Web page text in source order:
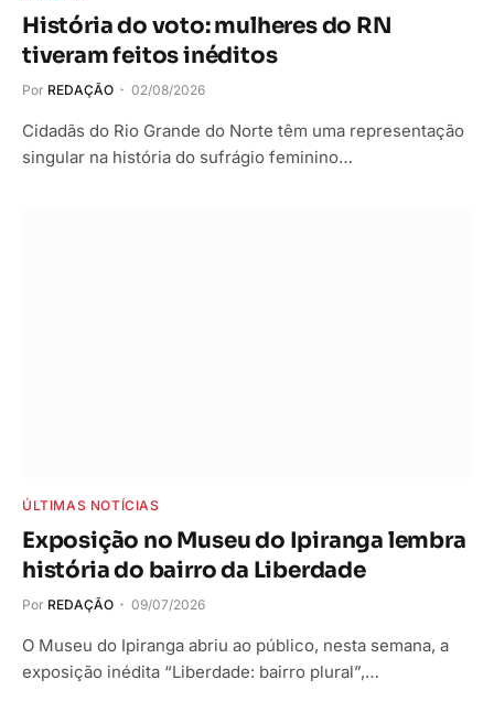
História do voto: mulheres do RN
tiveram feitos inéditos
Por REDAÇÃO 02/08/2026
Cidadãs do Rio Grande do Norte têm uma representação
singular na história do sufrágio feminino…
ÚLTIMAS NOTÍCIAS
Exposição no Museu do Ipiranga lembra
história do bairro da Liberdade
Por REDAÇÃO 09/07/2026
O Museu do Ipiranga abriu ao público, nesta semana, a
exposição inédita “Liberdade: bairro plural”,…